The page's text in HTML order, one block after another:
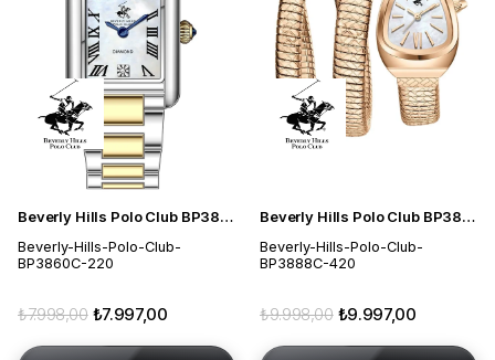
Beverly Hills Polo Club BP3860C.220 Kadın Kol Saati
Beverly-Hills-Polo-Club-
BP3860C-220
₺7.997,00
₺7.998,00
Beverly Hills Polo Club BP3888C.420 Kadın Kol Saati
Beverly-Hills-Polo-Club-
BP3888C-420
₺9.997,00
₺9.998,00